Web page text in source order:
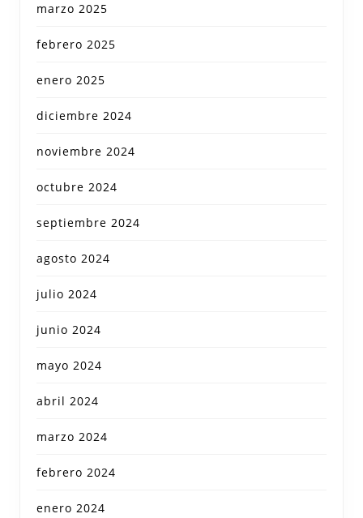
marzo 2025
febrero 2025
enero 2025
diciembre 2024
noviembre 2024
octubre 2024
septiembre 2024
agosto 2024
julio 2024
junio 2024
mayo 2024
abril 2024
marzo 2024
febrero 2024
enero 2024